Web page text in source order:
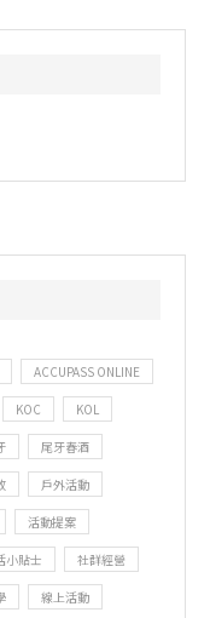
ACCUPASS ONLINE
KOC KOL
尾牙春酒
戶外活動
活動提案
小貼士 社群經營
線上活動